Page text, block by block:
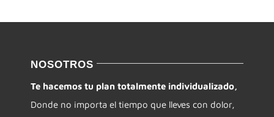
NOSOTROS
Te hacemos tu plan totalmente individualizado,
Donde no importa el tiempo que lleves con dolor,